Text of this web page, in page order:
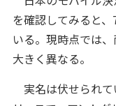
を確認してみると
いる。現時点では
大きく異なる。
実名は伏せられて